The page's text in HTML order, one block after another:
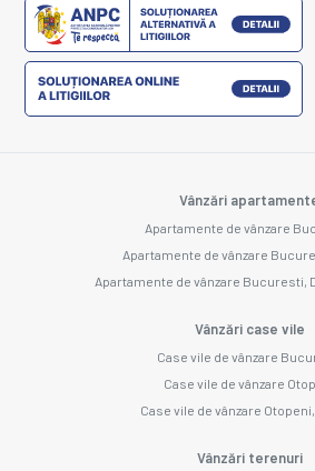
Vânzări
Apartamente de vânzare
Apartamente de vânzare
Apartamente de vânzare Bucuresti,
Vânzări case vile
Case vile de vânzare
Case vile de vânzare
Case vile de vânzare
Vânzări terenuri